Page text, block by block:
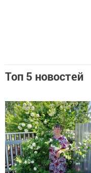
Топ 5 новостей